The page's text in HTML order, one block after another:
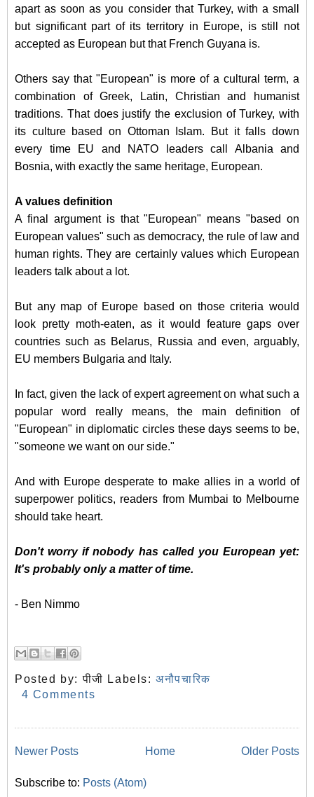
apart as soon as you consider that Turkey, with a small
but significant part of its territory in Europe, is still not
accepted as European but that French Guyana is.
Others say that "European" is more of a cultural term, a
combination of Greek, Latin, Christian and humanist
traditions. That does justify the exclusion of Turkey, with
its culture based on Ottoman Islam. But it falls down
every time EU and NATO leaders call Albania and
Bosnia, with exactly the same heritage, European.
A values definition
A final argument is that "European" means "based on
European values" such as democracy, the rule of law and
human rights. They are certainly values which European
leaders talk about a lot.
But any map of Europe based on those criteria would
look pretty moth-eaten, as it would feature gaps over
countries such as Belarus, Russia and even, arguably,
EU members Bulgaria and Italy.
In fact, given the lack of expert agreement on what such a
popular word really means, the main definition of
"European" in diplomatic circles these days seems to be,
"someone we want on our side."
And with Europe desperate to make allies in a world of
superpower politics, readers from Mumbai to Melbourne
should take heart.
Don't worry if nobody has called you European yet:
It's probably only a matter of time.
- Ben Nimmo
Posted by:पीजी Labels:अनौपचारिक
4 Comments
Newer Posts Older Posts
Home
Subscribe to: Posts (Atom)